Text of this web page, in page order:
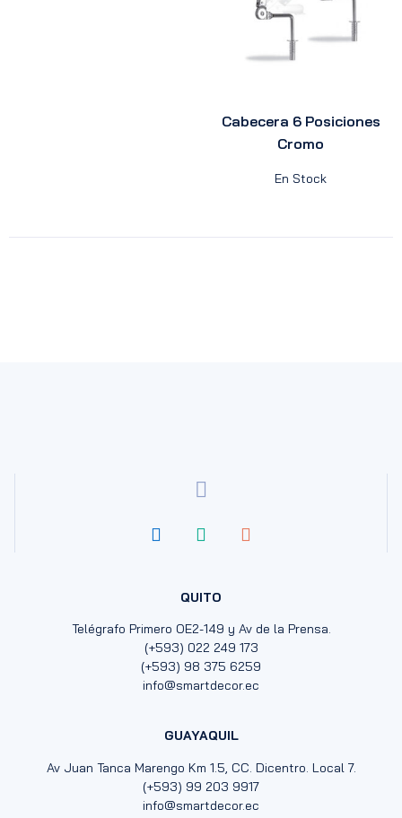
Cabecera 6 Posiciones
Cromo
En Stock
QUITO
Telégrafo Primero OE2-149 y Av de la Prensa.
(+593) 022 249 173
(+593) 98 375 6259
info@smartdecor.ec
GUAYAQUIL
Av Juan Tanca Marengo Km 1.5, CC. Dicentro. Local 7.
(+593) 99 203 9917
info@smartdecor.ec